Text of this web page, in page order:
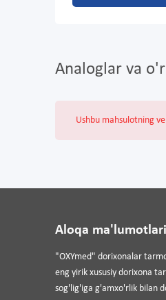
Analoglar va
Ushbu mahsulotning
Aloqa ma'lumotlari
"OXYmed" dorixonalar
eng yirik xususiy dorixona
sog'lig'iga g'amxo'rlik bilan